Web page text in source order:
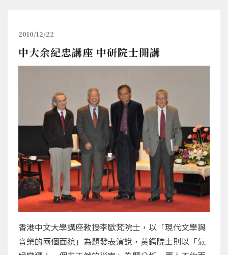
2010/12/22
中大余紀忠講座 中研院士開講
香港中文大學講座教授李歐梵院士，以「現代文學與
音樂的兩個面貌」為題發表演說，黃鍔院士則以「氣